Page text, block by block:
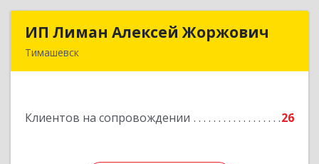
ИП Лиман Алексей Жоржович
Тимашевск
Клиентов на сопровождении 26
ИП Лиман Алексей Жоржович
Подробнее